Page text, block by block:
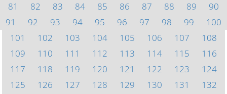
81
82 83 84 85 86 87 88 89
90
91
92 93 94 95 96 97 98 99
100
101
102 103 104 105 106 107
108
109
110 111 112 113 114 115
116
117
118 119 120 121 122 123
124
125
126 127 128 129 130 131
132